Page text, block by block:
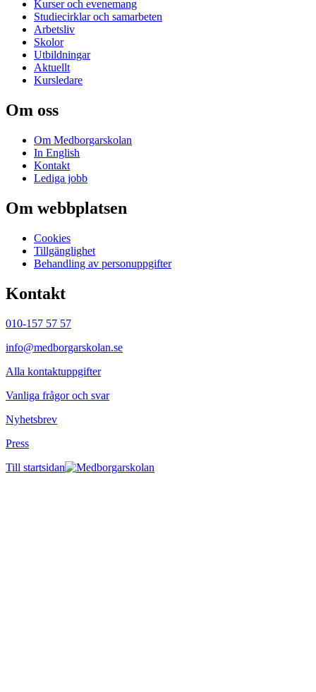
Kurser och evenemang
Studiecirklar och samarbeten
Arbetsliv
Skolor
Utbildningar
Aktuellt
Kursledare
Om oss
Om Medborgarskolan
In English
Kontakt
Lediga jobb
Om webbplatsen
Cookies
Tillgänglighet
Behandling av personuppgifter
Kontakt
010-157 57 57
info@medborgarskolan.se
Alla kontaktuppgifter
Vanliga frågor och svar
Nyhetsbrev
Press
Till startsidan